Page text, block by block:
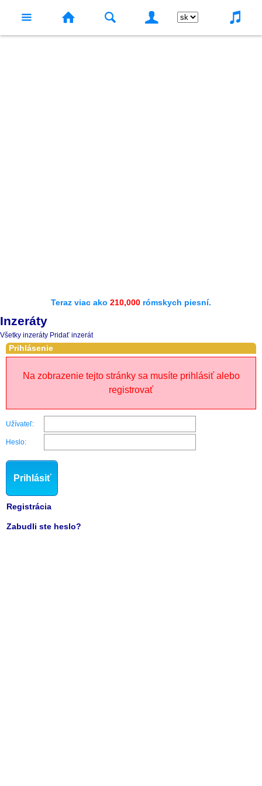
Teraz viac ako 210,000 rómskych piesní.
Inzeráty
Všetky inzeráty Pridať inzerát
Prihlásenie
Na zobrazenie tejto stránky sa musíte prihlásiť alebo
registrovať
Užívateľ:
Heslo:
Prihlásiť
Registrácia
Zabudli ste heslo?